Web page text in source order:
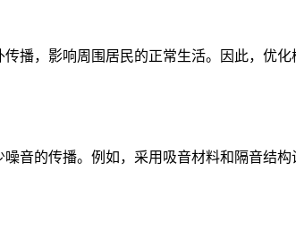
播，影响周围居民的正常生活。因此，优
音的传播。例如，采用吸音材料和隔音结